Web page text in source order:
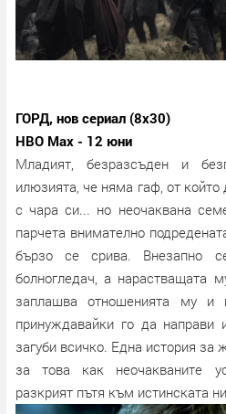
ГОРД, нов сериал (8х30)
HBO Max - 12 юни
Младият, безразсъден и
илюзията, че няма гаф, от
с чара си... но неочаквана
парчета внимателно
бързо се срива. Внезапно
болногледач, а нарастващата
заплашва отношенията му и
принуждавайки го да направи
загуби всичко. Една история за
за това как неочакваните
разкрият пътя към истинската